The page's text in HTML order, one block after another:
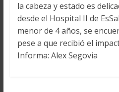
la cabeza y estado es
desde el Hospital II de
menor de 4 años, se
pese a que recibió el
Informa: Alex Segovia